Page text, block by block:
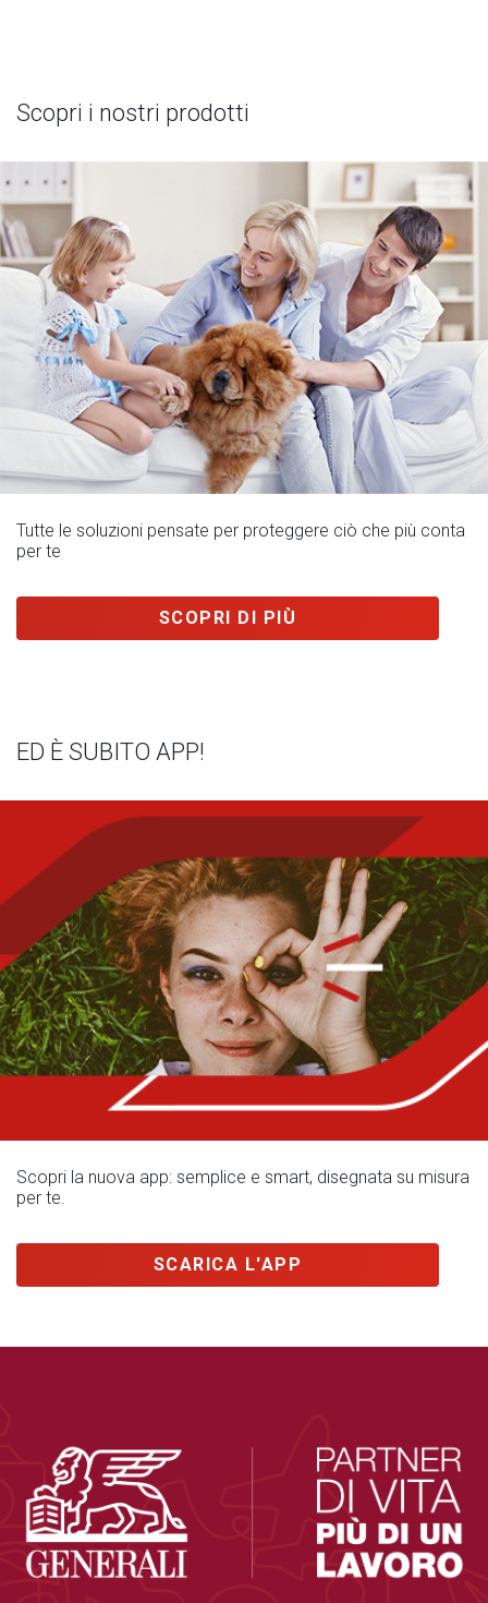
Scopri i nostri prodotti
Tutte le soluzioni pensate per proteggere ciò che più conta
per te
SCOPRI DI PIÙ
ED È SUBITO APP!
Scopri la nuova app: semplice e smart, disegnata su misura
per te.
SCARICA L'APP